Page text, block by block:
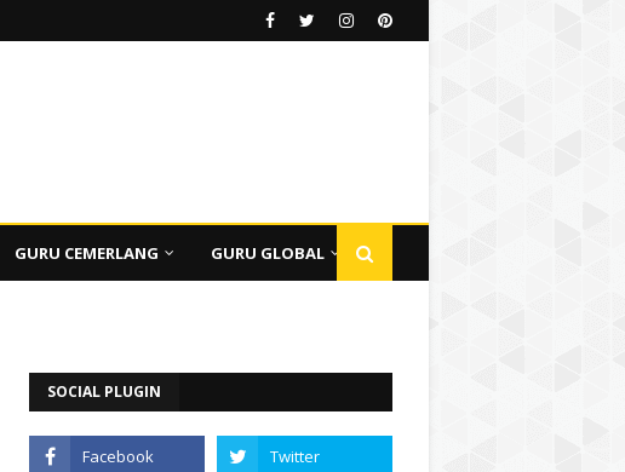
GURU CEMERLANG GURU GLOBAL
SOCIAL PLUGIN